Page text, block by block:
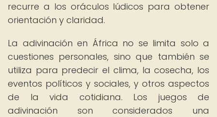
recurre a los oráculos lúdicos para obtener
orientación y claridad.
La adivinación en África no se limita solo a
cuestiones personales, sino que también se
utiliza para predecir el clima, la cosecha, los
eventos políticos y sociales, y otros aspectos
de la vida cotidiana. Los juegos de
adivinación son considerados una